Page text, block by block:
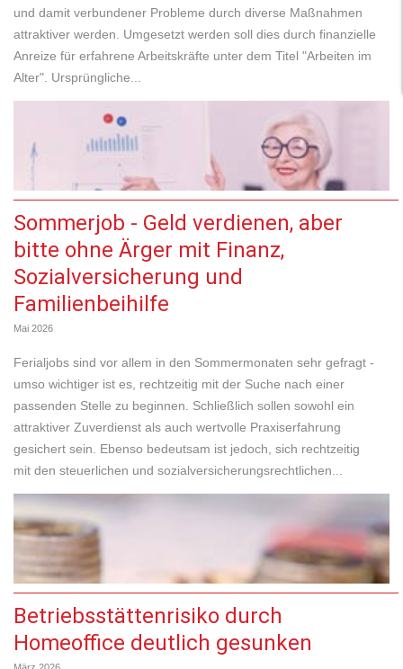
und damit verbundener Probleme durch diverse Maßnahmen
attraktiver werden. Umgesetzt werden soll dies durch finanzielle
Anreize für erfahrene Arbeitskräfte unter dem Titel "Arbeiten im
Alter". Ursprüngliche...
Sommerjob - Geld verdienen, aber
bitte ohne Ärger mit Finanz,
Sozialversicherung und
Familienbeihilfe
Mai 2026
Ferialjobs sind vor allem in den Sommermonaten sehr gefragt -
umso wichtiger ist es, rechtzeitig mit der Suche nach einer
passenden Stelle zu beginnen. Schließlich sollen sowohl ein
attraktiver Zuverdienst als auch wertvolle Praxiserfahrung
gesichert sein. Ebenso bedeutsam ist jedoch, sich rechtzeitig
mit den steuerlichen und sozialversicherungsrechtlichen...
Betriebsstättenrisiko durch
Homeoffice deutlich gesunken